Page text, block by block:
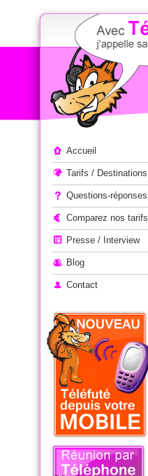
Accueil
Tarifs / Destinations
Questions-réponses
Comparez nos tarifs
Presse / Interview
Blog
Contact